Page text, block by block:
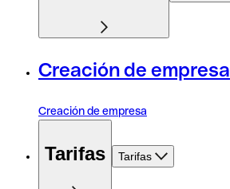
Creación de empresa
Creación de empresa
Tarifas Tarifas